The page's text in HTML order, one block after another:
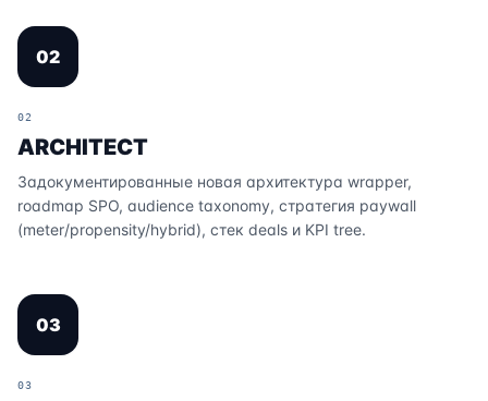
02
02
ARCHITECT
Задокументированные новая архитектура wrapper,
roadmap SPO, audience taxonomy, стратегия paywall
(meter/propensity/hybrid), стек deals и KPI tree.
03
03